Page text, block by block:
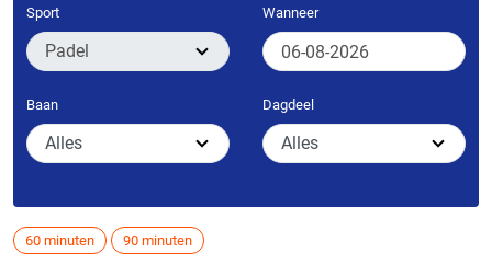
Sport Wanneer
Baan Dagdeel
60 minuten 90 minuten